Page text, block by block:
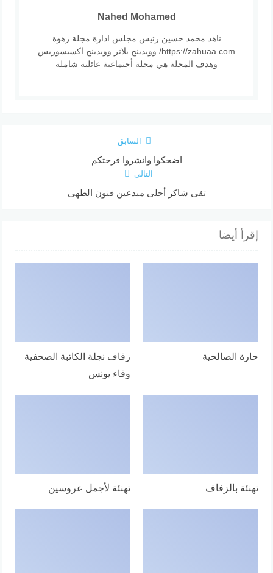
Nahed Mohamed
ناهد محمد حسين رئيس مجلس ادارة مجلة زهوة
https://zahuaa.com/ وويدينج بلانر وويدينج اكسيسوريس
وهدف المجلة هي مجلة أجتماعية عائلية شاملة
السابق
اضحكوا وانشروا فرحتكم
التالي
تقى شاكر أحلى مبدعين فنون الطهى
إقرأ أيضا
حارة الصالحية
زفاف نجلة الكاتبة الصحفية
وفاء يونس
تهنئة بالزفاف تهنئة لأجمل عروسين